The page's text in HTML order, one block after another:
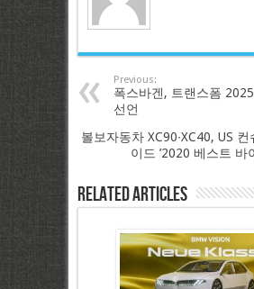
Previous:
폭스바겐, 트랜스폼
선언
볼보자동차 XC90∙XC40, US
이드 ’2020 베스트 바
Related Articles